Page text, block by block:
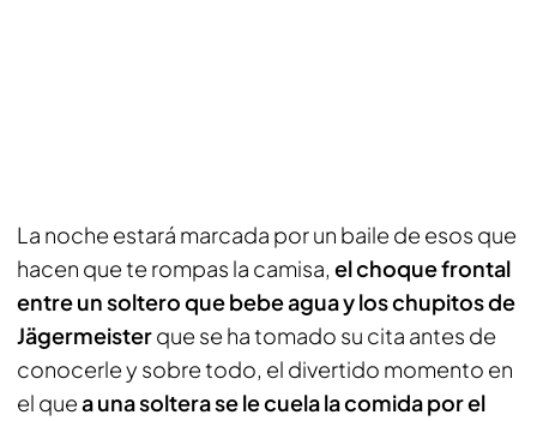
La noche estará marcada por un baile de esos que
hacen que te rompas la camisa, el choque frontal
entre un soltero que bebe agua y los chupitos de
Jägermeisterque se ha tomado su cita antes de
conocerle y sobre todo, el divertido momento en
el quea una soltera se le cuela la comida por el